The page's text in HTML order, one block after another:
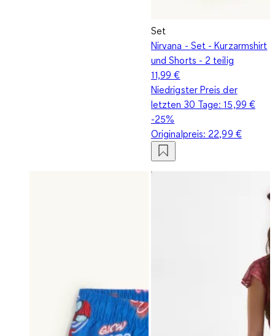
Set
Nirvana - Set - Kurzarmshirt
und Shorts - 2 teilig
11,99 €
Niedrigster Preis der
letzten 30 Tage:15,99 €
-25%
Originalpreis: 22,99 €